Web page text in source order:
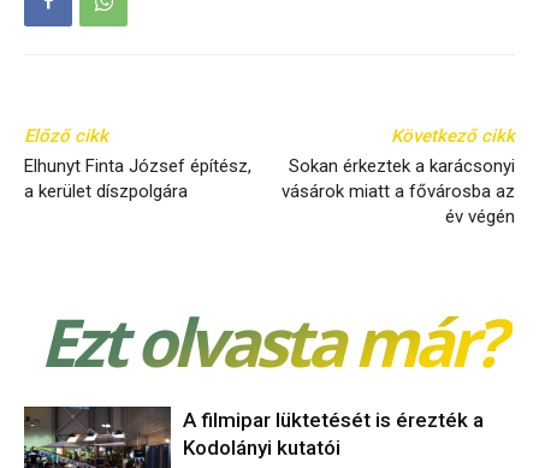
Előző cikk
Elhunyt Finta József építész,
a kerület díszpolgára
Következő cikk
Sokan érkeztek a karácsonyi
vásárok miatt a fővárosba az
év végén
Ezt olvasta már?
A filmipar lüktetését is érezték a
Kodolányi kutatói